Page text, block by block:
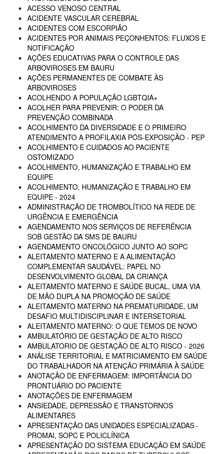
ACESSO VENOSO CENTRAL
ACIDENTE VASCULAR CEREBRAL
ACIDENTES COM ESCORPIÃO
ACIDENTES POR ANIMAIS PEÇONHENTOS: FLUXOS E
NOTIFICAÇÃO
AÇÕES EDUCATIVAS PARA O CONTROLE DAS
ARBOVIROSES EM BAURU
AÇÕES PERMANENTES DE COMBATE ÀS
ARBOVIROSES
ACOLHENDO A POPULAÇÃO LGBTQIA+
ACOLHER PARA PREVENIR: O PODER DA
PREVENÇÃO COMBINADA
ACOLHIMENTO DA DIVERSIDADE E O PRIMEIRO
ATENDIMENTO A PROFILAXIA PÓS-EXPOSIÇÃO - PEP
ACOLHIMENTO E CUIDADOS AO PACIENTE
OSTOMIZADO
ACOLHIMENTO, HUMANIZAÇÃO E TRABALHO EM
EQUIPE
ACOLHIMENTO, HUMANIZAÇÃO E TRABALHO EM
EQUIPE - 2024
ADMINISTRAÇÃO DE TROMBOLÍTICO NA REDE DE
URGÊNCIA E EMERGÊNCIA
AGENDAMENTO NOS SERVIÇOS DE REFERÊNCIA
SOB GESTÃO DA SMS DE BAURU
AGENDAMENTO ONCOLÓGICO JUNTO AO SOPC
ALEITAMENTO MATERNO E A ALIMENTAÇÃO
COMPLEMENTAR SAUDÁVEL: PAPEL NO
DESENVOLVIMENTO GLOBAL DA CRIANÇA
ALEITAMENTO MATERNO E SAÚDE BUCAL, UMA VIA
DE MÃO DUPLA NA PROMOÇÃO DE SAÚDE
ALEITAMENTO MATERNO NA PREMATURIDADE, UM
DESAFIO MULTIDISCIPLINAR E INTERSETORIAL
ALEITAMENTO MATERNO: O QUE TEMOS DE NOVO
AMBULATÓRIO DE GESTAÇÃO DE ALTO RISCO
AMBULATORIO DE GESTAÇÃO DE ALTO RISCO - 2026
ANÁLISE TERRITORIAL E MATRICIAMENTO EM SAÚDE
DO TRABALHADOR NA ATENÇÃO PRIMÁRIA À SAÚDE
ANOTAÇÃO DE ENFERMAGEM: IMPORTÂNCIA DO
PRONTUÁRIO DO PACIENTE
ANOTAÇÕES DE ENFERMAGEM
ANSIEDADE, DEPRESSÃO E TRANSTORNOS
ALIMENTARES
APRESENTAÇÃO DAS UNIDADES ESPECIALIZADAS -
PROMAI, SOPC E POLICLÍNICA
APRESENTAÇÃO DO SISTEMA EDUCAÇÃO EM SAÚDE